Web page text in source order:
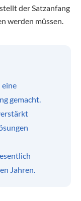
der Satzanfang
werden müssen.
eine
gemacht.
Jahren.